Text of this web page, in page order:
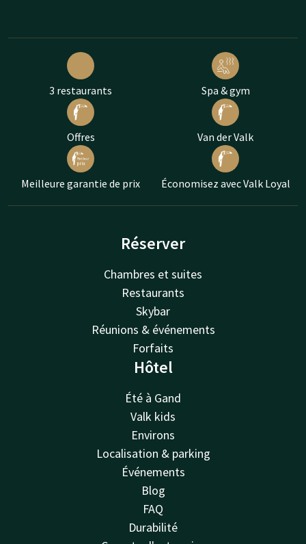
3 restaurants Spa & gym
Offres Van der Valk
Meilleure garantie de prix Économisez avec Valk Loyal
Réserver
Chambres et suites
Restaurants
Skybar
Réunions & événements
Forfaits
Hôtel
Été à Gand
Valk kids
Environs
Localisation & parking
Événements
Blog
FAQ
Durabilité